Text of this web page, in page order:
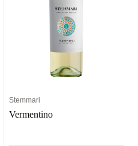
Stemmari
Vermentino